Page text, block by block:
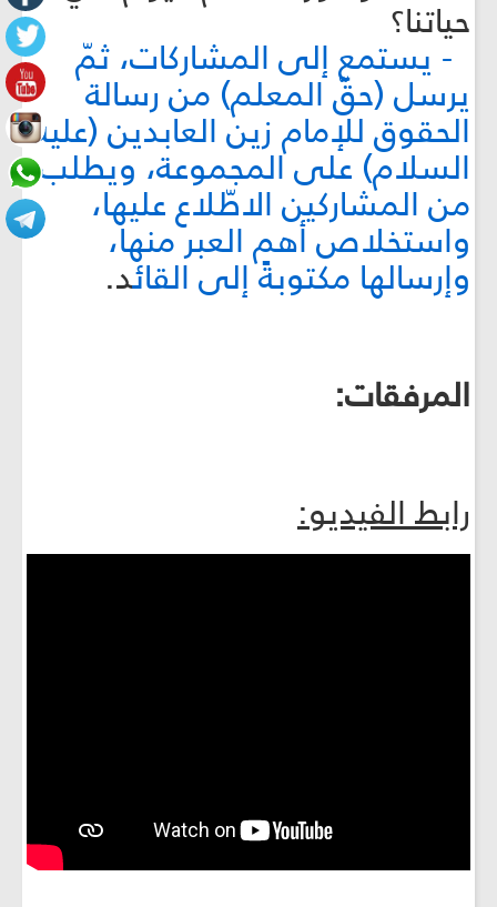
حياتنا؟
- يستمع إلى المشاركات، ثمّ
يرسل (حقّ المعلم) من رسالة
الحقوق للإمام زين العابدين (عليه
السلام) على المجموعة، ويطلب
من المشاركين الاطّلاع عليها،
واستخلاص أهم العبر منها،
وإرسالها مكتوبةً إلى القائد.
المرفقات:
رابط الفيديو: